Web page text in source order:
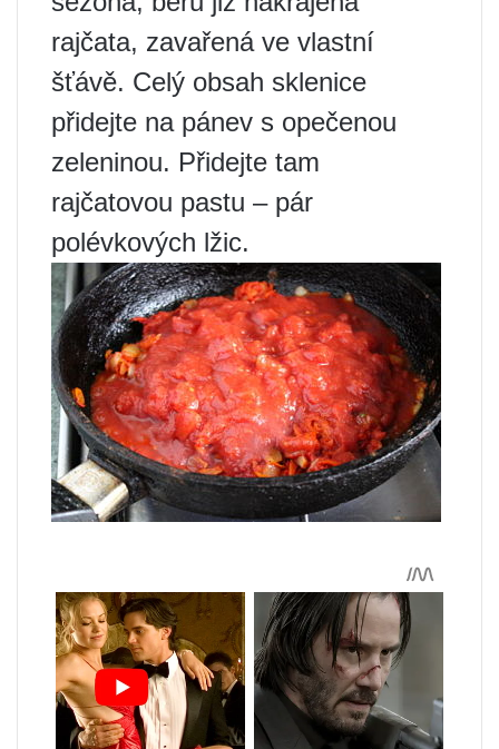
rajčata, zavařená ve vlastní
šťávě. Celý obsah sklenice
přidejte na pánev s opečenou
zeleninou. Přidejte tam
rajčatovou pastu – pár
polévkových lžic.